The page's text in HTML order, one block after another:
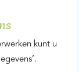
kunt u